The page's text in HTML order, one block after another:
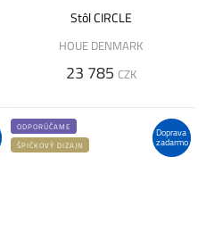
Stôl CIRCLE
HOUE DENMARK
23 785 CZK
Doprava
zadarmo
ODPORÚČAME
ŠPIČKOVÝ DIZAJN